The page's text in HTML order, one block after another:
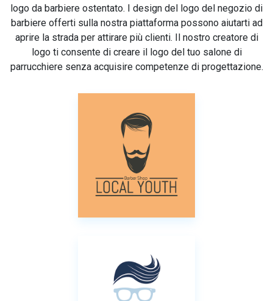
logo da barbiere ostentato. I design del logo del negozio di
barbiere offerti sulla nostra piattaforma possono aiutarti ad
aprire la strada per attirare più clienti. Il nostro creatore di
logo ti consente di creare il logo del tuo salone di
parrucchiere senza acquisire competenze di progettazione.